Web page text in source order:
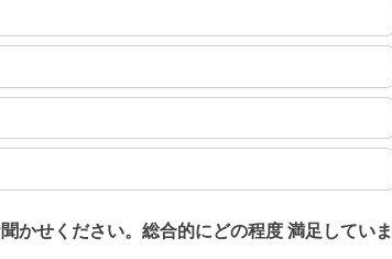
かせください。総合的にどの程度 満足していま